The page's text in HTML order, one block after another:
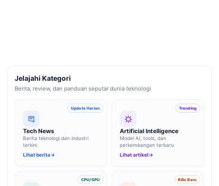
Jelajahi Kategori
Berita, review, dan panduan seputar dunia teknologi
Update Harian
Tech News
Berita teknologi dan industri
terkini
Lihat berita→
Trending
Artificial Intelligence
Model AI, tools, dan
perkembangan terbaru
Lihat artikel→
CPU/GPU Rilis Baru